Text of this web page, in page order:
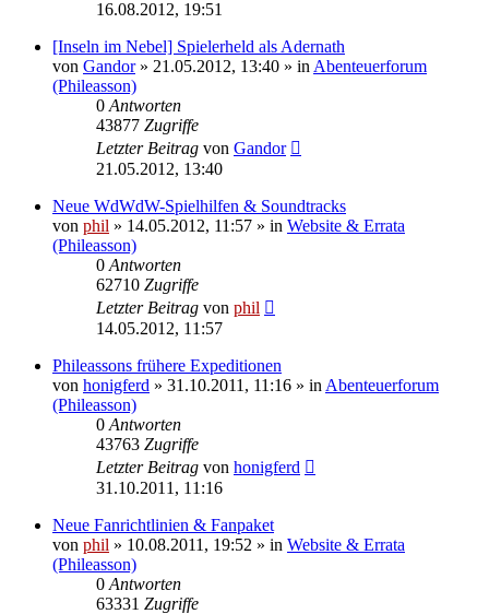
16.08.2012, 19:51
[Inseln im Nebel] Spielerheld als Adernath
von Gandor» 21.05.2012, 13:40 » in Abenteuerforum
(Phileasson)
0 Antworten
43877 Zugriffe
Letzter Beitrag von Gandor
21.05.2012, 13:40
Neue WdWdW-Spielhilfen & Soundtracks
von phil » 14.05.2012, 11:57 » in Website & Errata
(Phileasson)
0 Antworten
62710 Zugriffe
Letzter Beitrag von phil
14.05.2012, 11:57
Phileassons frühere Expeditionen
von honigferd » 31.10.2011, 11:16 » in Abenteuerforum
(Phileasson)
0 Antworten
43763 Zugriffe
Letzter Beitrag von honigferd
31.10.2011, 11:16
Neue Fanrichtlinien & Fanpaket
von phil » 10.08.2011, 19:52 » in Website & Errata
(Phileasson)
0 Antworten
63331 Zugriffe